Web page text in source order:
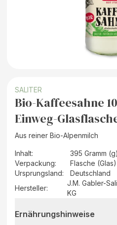
SALITER
Bio-Kaffeesahne
Einweg-
Aus reiner Bio-Alpenmilch
Inhalt:
395 Gramm (g)
Verpackung:
Flasche (Glas)
Ursprungsland:
Deutschland
Hersteller:
J.M. Gabler-
KG
Ernährungshinweise